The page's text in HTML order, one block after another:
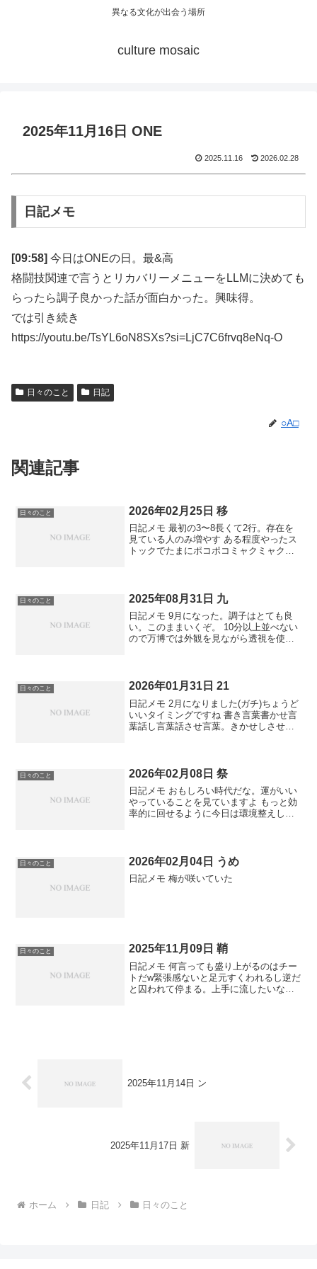
異なる文化が出会う場所
culture mosaic
2025年11月16日 ONE
2025.11.16 2026.02.28
日記メモ
[09:58] 今日はONEの日。最&高
格闘技関連で言うとリカバリーメニューをLLMに決めても
らったら調子良かった話が面白かった。興味得。
では引き続き
https://youtu.be/TsYL6oN8SXs?si=LjC7C6frvq8eNq-O
日々のこと 日記
○A□
関連記事
日々のこと 2026年02月25日 移
日記メモ 最初の3〜8長くて2行。存在を
見ている人のみ増やす ある程度やったス
トックでたまにポコポコミャクミャクな
ンは大体怒り...
日々のこと 2025年08月31日 九
日記メモ 9月になった。調子はとても良
い。このままいくぞ。 10分以上並べない
ので万博では外観を見ながら透視を使う
日々のこと 2026年01月31日 21
日記メモ 2月になりました(ガチ)ちょうど
いいタイミングですね 書き言葉書かせ言
葉話し言葉話させ言葉。きかせしさせ考
くて昨日の俺に...
日々のこと 2026年02月08日 祭
日記メモ おもしろい時代だな。運がいい
やっていることを見ていますよ もっと効
率的に回せるように今日は環境整えしよ
日々のこと 2026年02月04日 うめ
日記メモ 梅が咲いていた
日々のこと 2025年11月09日 鞘
日記メモ 何言っても盛り上がるのはチー
トだw緊張感ないと足元すくわれるし逆だ
と囚われて停まる。上手に流したいな。
2025年11月14日 ン
2025年11月17日 新
ホーム 日記 日々のこと